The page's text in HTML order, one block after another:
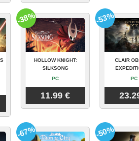
HOLLOW KNIGHT:
SILKSONG
PC
11.99 €
-38%
CLAIR
PC
-53%
-67% -50%